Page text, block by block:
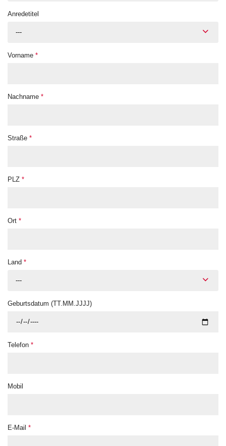
Anredetitel
---
Vorname *
Nachname *
Straße *
PLZ *
Ort *
Land *
---
Geburtsdatum (TT.MM.JJJJ)
Telefon *
Mobil
E-Mail *